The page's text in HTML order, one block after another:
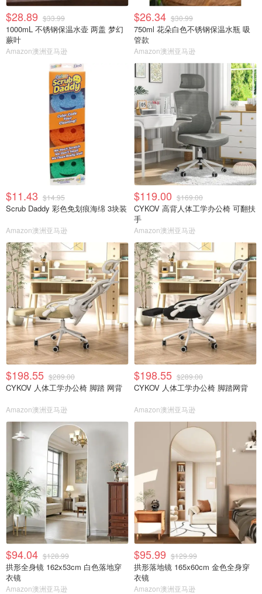
$28.89 $33.99
1000mL 不锈钢保温水壶 两盖 梦幻
蕨叶
Amazon澳洲亚马逊
$26.34 $30.99
750ml 花朵白色不锈钢保温水瓶 吸
管款
Amazon澳洲亚马逊
$11.43 $14.95
Scrub Daddy 彩色免划痕海绵 3块装
Amazon澳洲亚马逊
$119.00 $169.00
CYKOV 高背人体工学办公椅 可翻扶
手
Amazon澳洲亚马逊
$198.55 $289.00
CYKOV 人体工学办公椅 脚踏 网背
Amazon澳洲亚马逊
$198.55 $289.00
CYKOV 人体工学办公椅 脚踏网背
Amazon澳洲亚马逊
$94.04 $128.99
拱形全身镜 162x53cm 白色落地穿
衣镜
Amazon澳洲亚马逊
$95.99 $129.99
拱形落地镜 165x60cm 金色全身穿
衣镜
Amazon澳洲亚马逊